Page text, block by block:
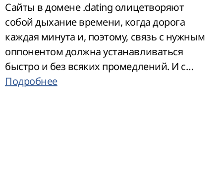
Сайты в домене .dating олицетворяют
собой дыхание времени, когда дорога
каждая минута и, поэтому, связь с нужным
оппонентом должна устанавливаться
быстро и без всяких промедлений. И с
этой задачей они, как правило, отлично
Подробнее